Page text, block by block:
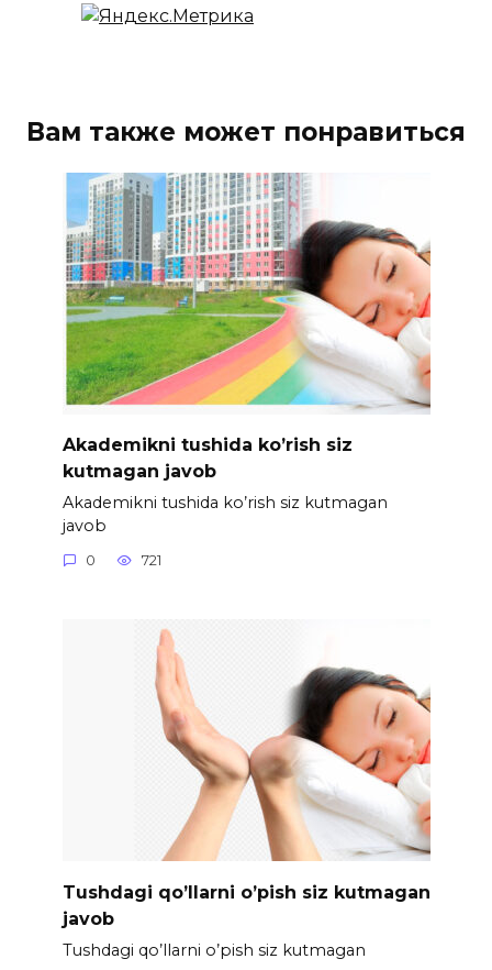
Вам также может понравиться
Akademikni tushida ko’rish siz
kutmagan javob
Akademikni tushida ko’rish siz kutmagan
javob
0 721
Tushdagi qo’llarni o’pish siz kutmagan
javob
Tushdagi qo’llarni o’pish siz kutmagan